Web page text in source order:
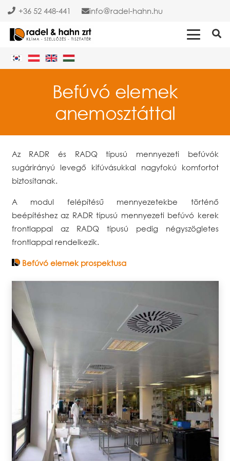
+36 52 448-441 info radel-hahn.hu
Befúvó elemek
anemosztáttal
Az RADR és RADQ típusú mennyezeti befúvók
sugárirányú levegő kifúvásukkal nagyfokú komfortot
biztosítanak.
A modul felépítésű mennyezetekbe történő
beépítéshez az RADR típusú mennyezeti befúvó kerek
frontlappal az RADQ típusú pedig négyszögletes
frontlappal rendelkezik.
Befúvó elemek prospektusa